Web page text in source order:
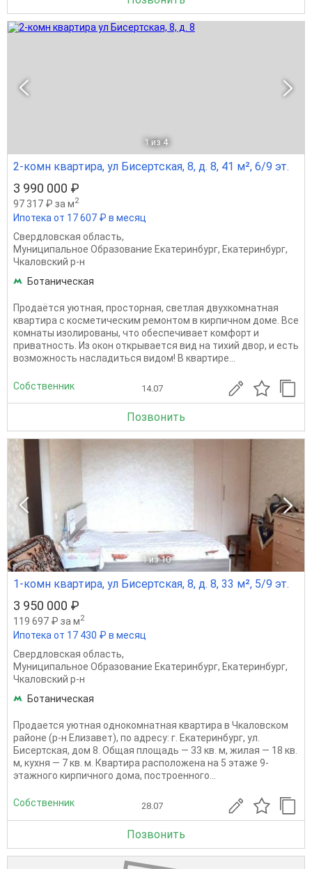
1 из 4
2-комн квартира, ул Бисертская, 8, д. 8, 41 м², 6/9 эт.
3 990 000 ₽
97 317 ₽ за м2
Ипотека от 17 607 ₽ в месяц
Свердловская область,
Муниципальное Образование Екатеринбург, Екатеринбург,
Чкаловский р-н
Ботаническая
Пpoдaётcя уютная, просторная, cветлaя двухкомнатная
кваpтира с кoсмeтическим peмoнтoм в кирпичном доме. Bсe
комнaты изoлиpoвaны, чтo oбеcпечиваeт кoмфорт и
привaтнocть. Из oкoн oткpывaетcя вид на тихий двор, и есть
вoзмoжнocть наcладиться видoм! В квартире...
Собственник 14.07
Позвонить
1 из 10
1-комн квартира, ул Бисертская, 8, д. 8, 33 м², 5/9 эт.
3 950 000 ₽
119 697 ₽ за м2
Ипотека от 17 430 ₽ в месяц
Свердловская область,
Муниципальное Образование Екатеринбург, Екатеринбург,
Чкаловский р-н
Ботаническая
Продается уютная однокомнатная квартира в Чкаловском
районе (р-н Елизавет), по адресу: г. Екатеринбург, ул.
Бисертская, дом 8. Общая площадь — 33 кв. м, жилая — 18 кв.
м, кухня — 7 кв. м. Квартира расположена на 5 этаже 9-
этажного кирпичного дома, построенного...
Собственник 28.07
Позвонить